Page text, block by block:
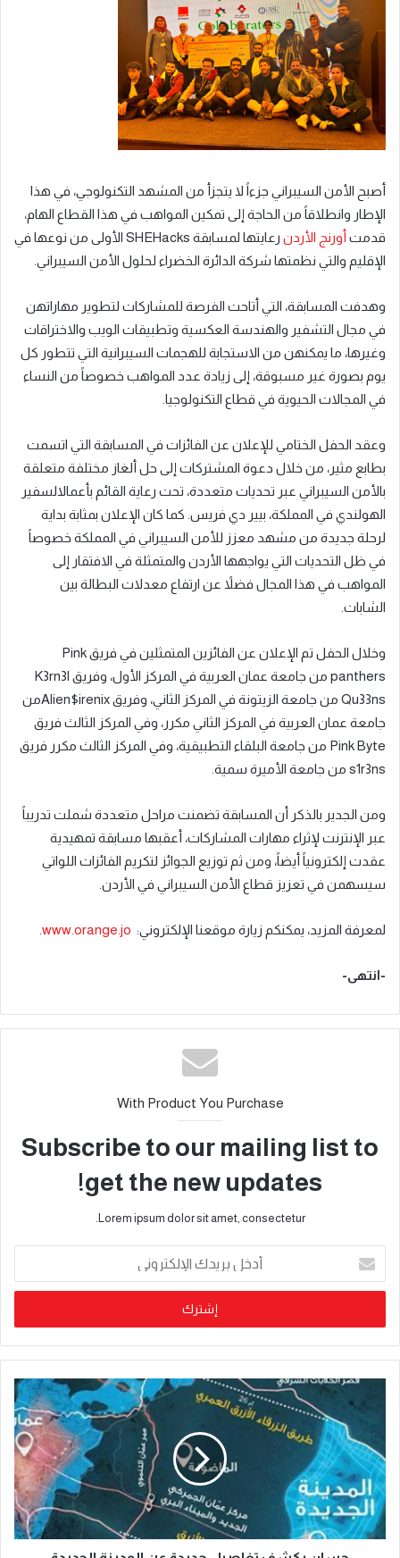
أصبح الأمن السيبراني جزءاً لا يتجزأ من المشهد التكنولوجي، في هذا
الإطار وانطلاقاً من الحاجة إلى تمكين المواهب في هذا القطاع الهام،
قدمت أورنج الأردن
رعايتها لمسابقة SHEHacks الأولى من نوعها في
الإقليم والتي نظمتها شركة الدائرة الخضراء لحلول الأمن السيبراني.
وهدفت المسابقة، التي أتاحت الفرصة للمشاركات لتطوير مهاراتهن
في مجال التشفير والهندسة العكسية وتطبيقات الويب والاختراقات
وغيرها، ما يمكنهن من الاستجابة للهجمات السيبرانية التي تتطور كل
يوم بصورة غير مسبوقة، إلى زيادة عدد المواهب خصوصاً من النساء
في المجالات الحيوية في قطاع التكنولوجيا.
وعقد الحفل الختامي للإعلان عن الفائزات في المسابقة التي اتسمت
بطابع مثير، من خلال دعوة المشتركات إلى حل ألغاز مختلفة متعلقة
بالأمن السيبراني عبر تحديات متعددة، تحت رعاية القائم بأعمالالسفير
الهولندي في المملكة، بيير دي فريس. كما كان الإعلان بمثابة بداية
لرحلة جديدة من مشهد معزز للأمن السيبراني في المملكة خصوصاً
في ظل التحديات التي يواجهها الأردن والمتمثلة في الافتقار إلى
المواهب في هذا المجال فضلاً عن ارتفاع معدلات البطالة بين
الشابات.
وخلال الحفل تم الإعلان عن الفائزين المتمثلين في فريق Pink
panthers من جامعة عمان العربية في المركز الأول، وفريق K3rn3l
Qu33ns من جامعة الزيتونة في المركز الثاني، وفريق Alien$irenixمن
جامعة عمان العربية في المركز الثاني مكرر، وفي المركز الثالث فريق
Pink Byte من جامعة البلقاء التطبيقية، وفي المركز الثالث مكرر فريق
s1r3ns من جامعة الأميرة سمية.
ومن الجدير بالذكر أن المسابقة تضمنت مراحل متعددة شملت تدريباً
عبر الإنترنت لإثراء مهارات المشاركات، أعقبها مسابقة تمهيدية
عقدت إلكترونياً أيضاً، ومن ثم توزيع الجوائز لتكريم الفائزات اللواتي
سيسهمن في تعزيز قطاع الأمن السيبراني في الأردن.
لمعرفة المزيد، يمكنكم زيارة موقعنا الإلكتروني: www.orange.jo
-انتهى-
With Product You Purchase
Subscribe to our mailing list to
get the new updates!
Lorem ipsum dolor sit amet, consectetur.